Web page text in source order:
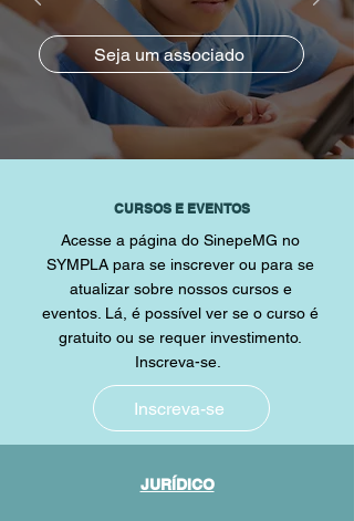
Seja um associado
JURÍDICO
CURSOS E EVENTOS
Acesse a página do SinepeMG no
SYMPLA para se inscrever ou para se
atualizar sobre nossos cursos e
eventos. Lá, é possível ver se o curso é
gratuito ou se requer investimento.
Inscreva-se.
Inscreva-se